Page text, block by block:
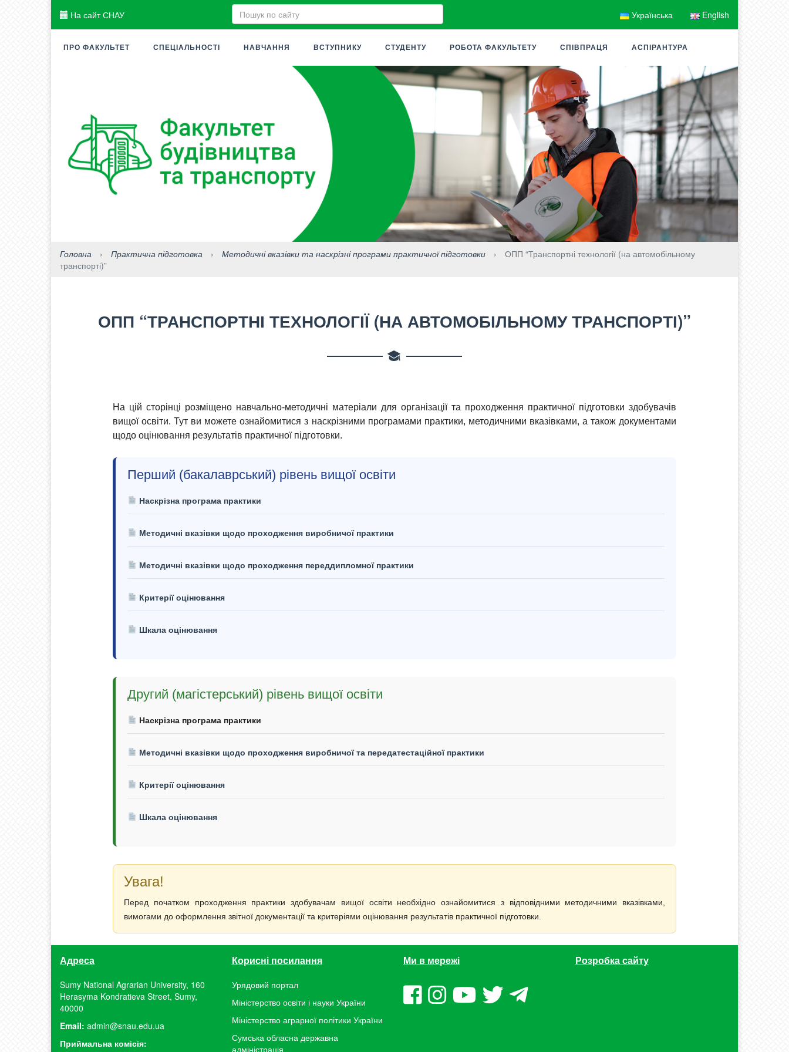
На сайт СНАУ Українська English
ПРО ФАКУЛЬТЕТ СПЕЦІАЛЬНОСТІ НАВЧАННЯ ВСТУПНИКУ СТУДЕНТУ РОБОТА ФАКУЛЬТЕТУ СПІВПРАЦЯ АСПІРАНТУРА
Головна › Практична підготовка › Методичні вказівки та наскрізні програми практичної підготовки ›
ОПП “Транспортні технології (на автомобільному
транспорті)”
ОПП “ТРАНСПОРТНІ ТЕХНОЛОГІЇ (НА АВТОМОБІЛЬНОМУ ТРАНСПОРТІ)”
На цій сторінці розміщено навчально-методичні матеріали для організації та проходження практичної підготовки здобувачів
вищої освіти. Тут ви можете ознайомитися з наскрізними програмами практики, методичними вказівками, а також документами
щодо оцінювання результатів практичної підготовки.
Перший (бакалаврський) рівень вищої освіти
Наскрізна програма практики
Методичні вказівки щодо проходження виробничої практики
Методичні вказівки щодо проходження переддипломної практики
Критерії оцінювання
Шкала оцінювання
Другий (магістерський) рівень вищої освіти
Наскрізна програма практики
Методичні вказівки щодо проходження виробничої та передатестаційної практики
Критерії оцінювання
Шкала оцінювання
Увага!
Перед початком проходження практики здобувачам вищої освіти необхідно ознайомитися з відповідними методичними вказівками,
вимогами до оформлення звітної документації та критеріями оцінювання результатів практичної підготовки.
Адреса
Sumy National Agrarian University, 160
Herasyma Kondratieva Street, Sumy,
40000
Email: admin@snau.edu.ua
Приймальна комісія:
Корисні посилання
Урядовий портал
Міністерство освіти і науки України
Міністерство аграрної політики України
Сумська обласна державна
адміністрація
Ми в мережі Розробка сайту